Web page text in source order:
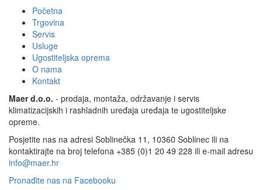
Početna
Trgovina
Servis
Usluge
Ugostiteljska oprema
O nama
Kontakt
Maer d.o.o. - prodaja, montaža, održavanje i servis
klimatizacijskih i rashladnih uređaja uređaja te ugostiteljske
opreme.
Posjetite nas na adresi Soblinečka 11, 10360 Soblinec ili na
kontaktirajte na broj telefona +385 (0)1 20 49 228 ili e-mail adresu
info@maer.hr
Pronađite nas na Facebooku